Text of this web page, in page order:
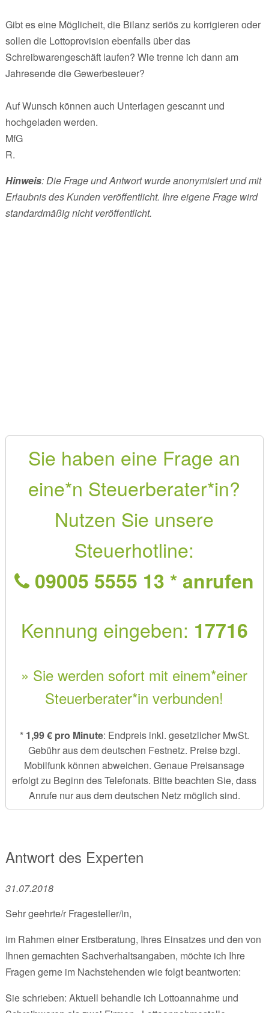
Gibt es eine Möglicheit, die Bilanz seriös zu korrigieren oder
sollen die Lottoprovision ebenfalls über das
Schreibwarengeschäft laufen? Wie trenne ich dann am
Jahresende die Gewerbesteuer?
Auf Wunsch können auch Unterlagen gescannt und
hochgeladen werden.
MfG
R.
Hinweis: Die Frage und Antwort wurde anonymisiert und mit
Erlaubnis des Kunden veröffentlicht. Ihre eigene Frage wird
standardmäßig nicht veröffentlicht.
Sie haben eine Frage an
eine*n Steuerberater*in?
Nutzen Sie unsere
Steuerhotline:
09005 5555 13 * anrufen
Kennung eingeben: 17716
» Sie werden sofort mit einem*einer
Steuerberater*in verbunden!
* 1,99 € pro Minute: Endpreis inkl. gesetzlicher MwSt.
Gebühr aus dem deutschen Festnetz. Preise bzgl.
Mobilfunk können abweichen. Genaue Preisansage
erfolgt zu Beginn des Telefonats. Bitte beachten Sie, dass
Anrufe nur aus dem deutschen Netz möglich sind.
Antwort des Experten
31.07.2018
Sehr geehrte/r Fragesteller/in,
im Rahmen einer Erstberatung, Ihres Einsatzes und den von
Ihnen gemachten Sachverhaltsangaben, möchte ich Ihre
Fragen gerne im Nachstehenden wie folgt beantworten:
Sie schrieben: Aktuell behandle ich Lottoannahme und